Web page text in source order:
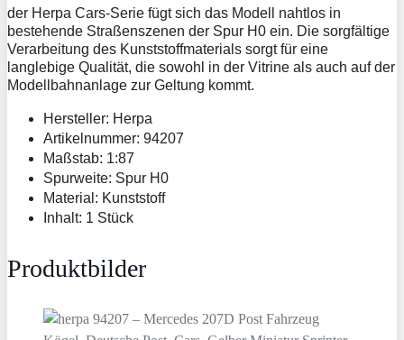
der Herpa Cars-Serie fügt sich das Modell nahtlos in
bestehende Straßenszenen der Spur H0 ein. Die sorgfältige
Verarbeitung des Kunststoffmaterials sorgt für eine
langlebige Qualität, die sowohl in der Vitrine als auch auf der
Modellbahnanlage zur Geltung kommt.
Hersteller: Herpa
Artikelnummer: 94207
Maßstab: 1:87
Spurweite: Spur H0
Material: Kunststoff
Inhalt: 1 Stück
Produktbilder